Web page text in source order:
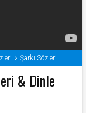
Şarkı Sözleri
& Dinle